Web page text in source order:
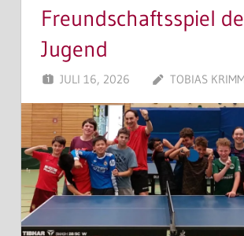
Freundschaftsspiel
Jugend
JULI 16, 2026 TOBIAS